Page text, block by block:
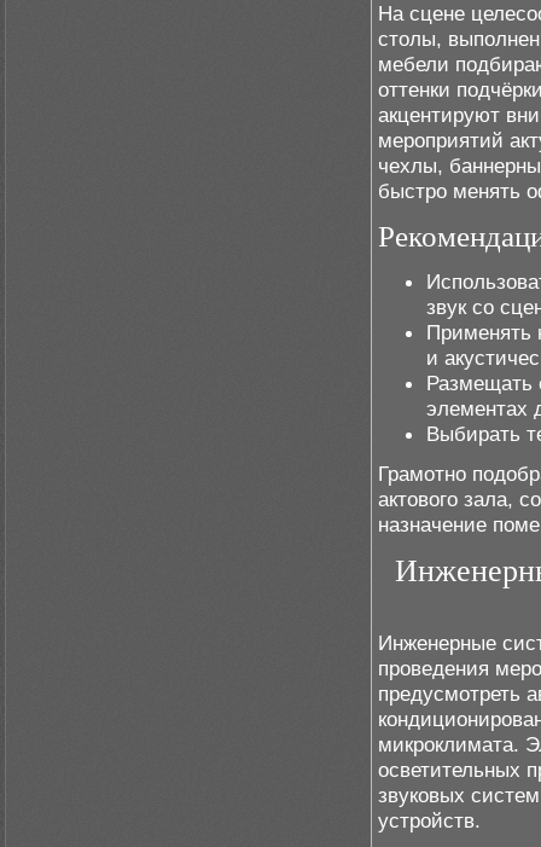
На сцене
столы,
мебели
оттенки
акцентируют
мероприятий
чехлы,
быстро менять
звук со
Применять
и
Размещать
элементах
Выбирать
Грамотно
актового зала,
назначение
Инженерные
проведения
предусмотреть
микроклимата.
осветительных
звуковых
устройств.